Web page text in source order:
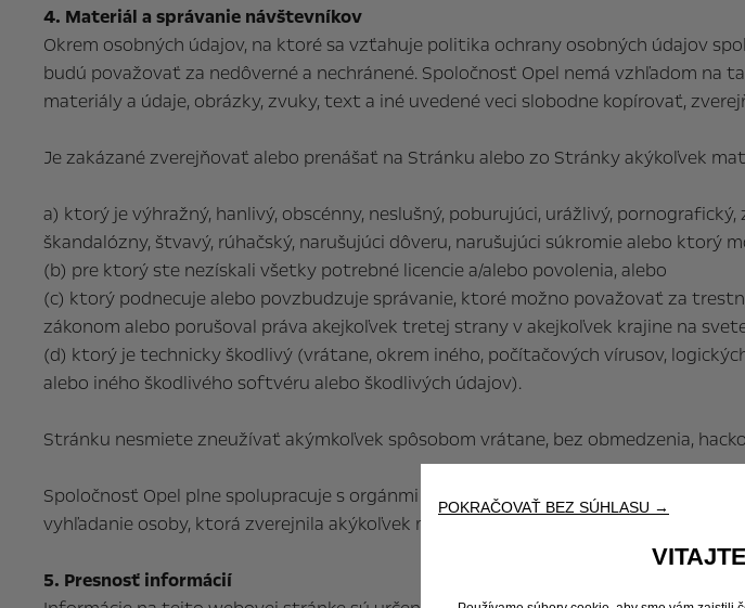
4. Materiál a správanie návštevníkov
Okrem osobných údajov, na ktoré sa vzťahuje politika ochrany osobných údajov
budú považovať za nedôverné a nechránené. Spoločnosť Opel nemá vzhľadom
materiály a údaje, obrázky, zvuky, text a iné uvedené veci slobodne kopírovať,
Je zakázané zverejňovať alebo prenášať na Stránku alebo zo Stránky akýkoľvek
a) ktorý je výhražný, hanlivý, obscénny, neslušný, poburujúci, urážlivý,
škandalózny, štvavý, rúhačský, narušujúci dôveru, narušujúci súkromie alebo ktorý
(b) pre ktorý ste nezískali všetky potrebné licencie a/alebo povolenia, alebo
(c) ktorý podnecuje alebo povzbudzuje správanie, ktoré možno považovať za
zákonom alebo porušoval práva akejkoľvek tretej strany v akejkoľvek krajine na
(d) ktorý je technicky škodlivý (vrátane, okrem iného, počítačových vírusov,
alebo iného škodlivého softvéru alebo škodlivých údajov).
Stránku nesmiete zneužívať akýmkoľvek spôsobom vrátane, bez obmedzenia,
Spoločnosť Opel plne spolupracuje s orgánmi činnými v trestnom konaní alebo
vyhľadanie osoby, ktorá zverejnila akýkoľvek materiál v rozpore s odsekom 4.
5. Presnosť informácií
POKRAČOVAŤ BEZ SÚHLASU →